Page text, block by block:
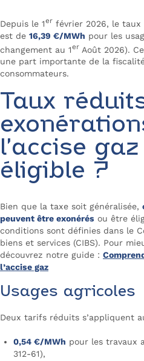
Depuis le 1er février 2026, le taux
est de 16,39 €/MWh pour les
changement au 1er Août 2026).
une part importante de la
consommateurs.
Taux
l’accise
éligible ?
Bien que la taxe soit généralisée,
peuvent être exonérés ou être
conditions sont définies dans le
biens et services (CIBS). Pour
découvrez notre guide :
l’accise gaz
Usages agricoles
Deux tarifs réduits s’appliquent
0,54 €/MWh pour les travaux
312-61),